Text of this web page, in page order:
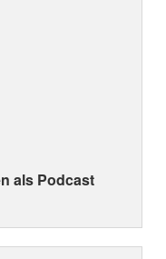
als Podcast